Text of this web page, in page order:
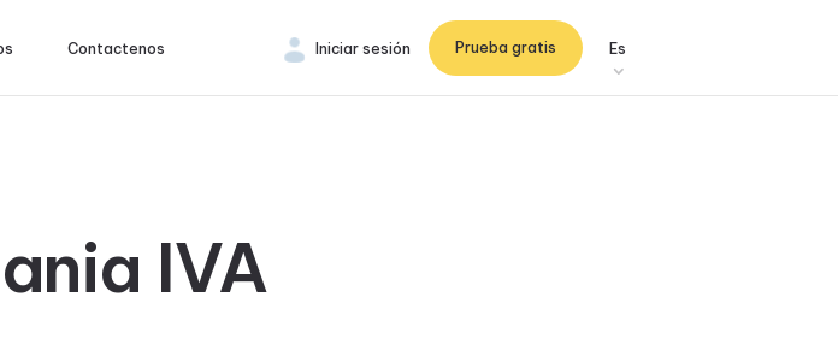
Contactenos Es
Prueba gratis
Iniciar sesión
IVA